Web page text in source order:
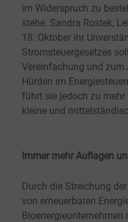
im Widerspruch zu
stehe. Sandra Rostek,
18. Oktober ihr
Stromsteuergesetzes
Vereinfachung und zum
Hürden im
führt sie jedoch zu
kleine und
Immer mehr Auflagen
Durch die Streichung
von erneuerbaren
Bioenergieunternehmen